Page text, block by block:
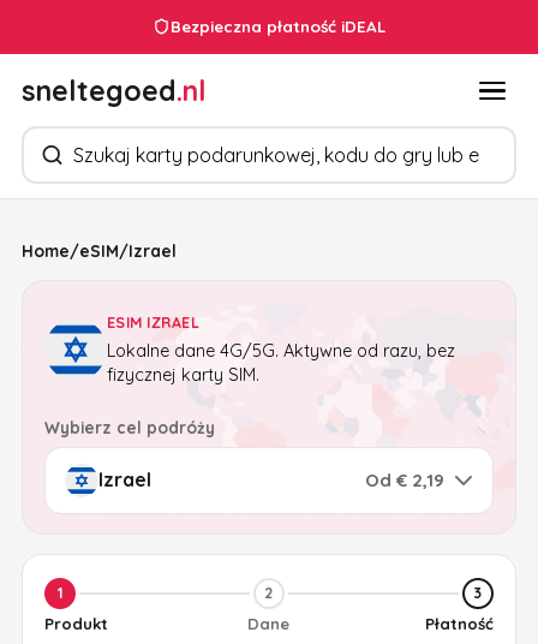
Bezpieczna płatność iDEAL
sneltegoed.nl
Szukaj produktów
Home/eSIM/Izrael
ESIM IZRAEL
Lokalne dane 4G/5G. Aktywne od razu, bez
fizycznej karty SIM.
Wybierz cel podróży
Od € 2,19
1
Produkt
2
Dane
3
Płatność